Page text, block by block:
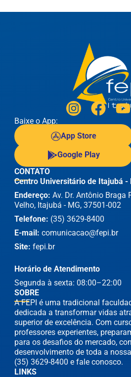
Baixe o App:
App Store
Google Play
SOBRE
A FEPI é uma tradicional
dedicada a transformar vidas
superior de excelência. Com
professores experientes,
para os desafios do mercado,
desenvolvimento de toda a
(35) 3629-8400 e fale conosco.
LINKS
CONTATO
Centro Universitário de Itajubá -
Endereço: Av. Dr. Antônio Braga
Velho, Itajubá - MG, 37501-002
Telefone: (35) 3629-8400
E-mail: comunicacao@fepi.br
Site: fepi.br
Horário de Atendimento
Segunda à sexta: 08:00–22:00